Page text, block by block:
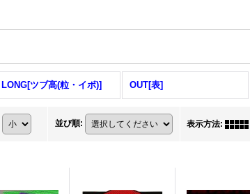
LONG[ツブ高(粒・イボ)] OUT[表]
並び順: 表示方法: